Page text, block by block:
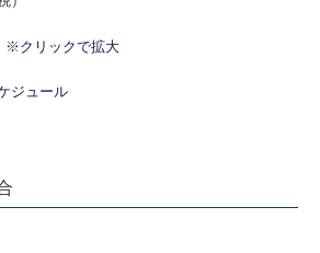
※ クリックで拡大